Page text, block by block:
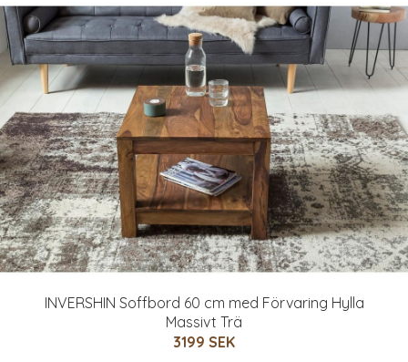
INVERSHIN Soffbord 60 cm med Förvaring Hylla
Massivt Trä
3199 SEK